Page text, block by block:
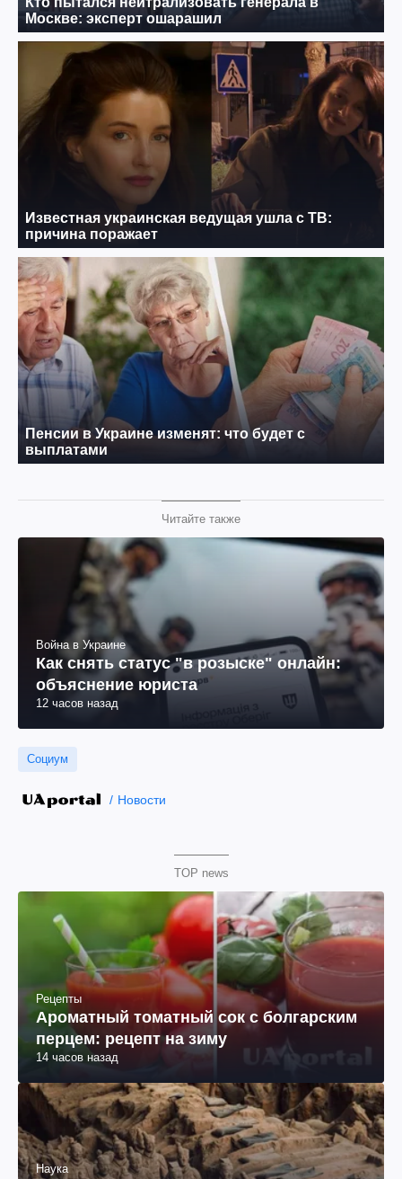
Читайте также
Война в Украине
Как снять статус "в розыске" онлайн:
объяснение юриста
12 часов назад
Социум
Новости
TOP news
Рецепты
Ароматный томатный сок с болгарским
перцем: рецепт на зиму
14 часов назад
Наука